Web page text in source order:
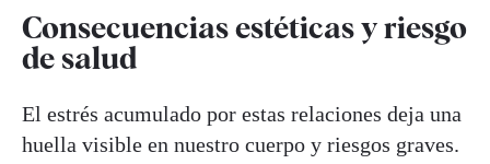
Consecuencias estéticas y riesgo
de salud
El estrés acumulado por estas relaciones deja una
huella visible en nuestro cuerpo y riesgos graves.